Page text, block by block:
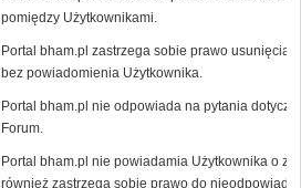
pomiędzy Użytkownikami.
Portal bham.pl zastrzega sobie prawo
bez powiadomienia Użytkownika.
Portal bham.pl nie odpowiada na pytania
Forum.
Portal bham.pl nie powiadamia Użytkownika o
również zastrzega sobie prawo do